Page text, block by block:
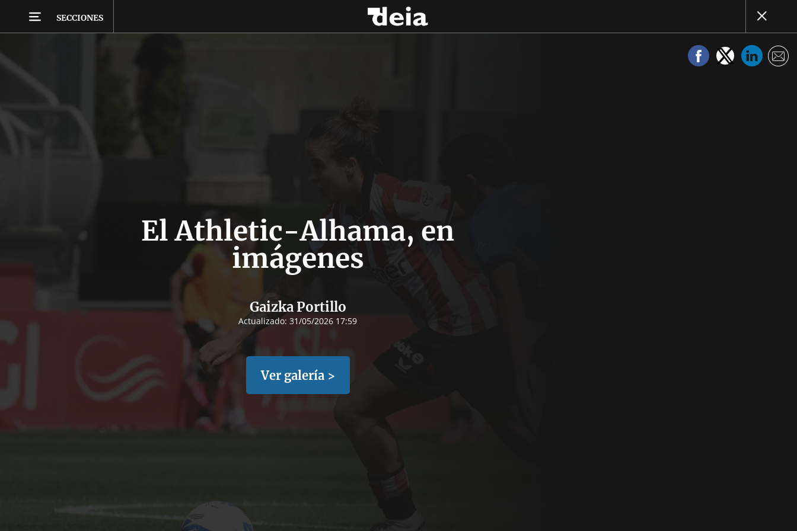
SECCIONES
El Athletic-Alhama, en
imágenes
Gaizka Portillo
Actualizado: 31/05/2026 17:59
Ver galería >